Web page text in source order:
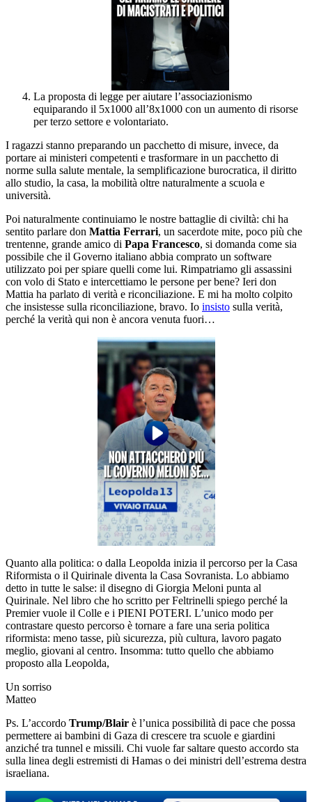
La proposta di legge per aiutare l’associazionismo
equiparando il 5x1000 all’8x1000 con un aumento di risorse
per terzo settore e volontariato.
I ragazzi stanno preparando un pacchetto di misure, invece, da
portare ai ministeri competenti e trasformare in un pacchetto di
norme sulla salute mentale, la semplificazione burocratica, il diritto
allo studio, la casa, la mobilità oltre naturalmente a scuola e
università.
Poi naturalmente continuiamo le nostre battaglie di civiltà: chi ha
sentito parlare don Mattia Ferrari, un sacerdote mite, poco più che
trentenne, grande amico di Papa Francesco, si domanda come sia
possibile che il Governo italiano abbia comprato un software
utilizzato poi per spiare quelli come lui. Rimpatriamo gli assassini
con volo di Stato e intercettiamo le persone per bene? Ieri don
Mattia ha parlato di verità e riconciliazione. E mi ha molto colpito
che insistesse sulla riconciliazione, bravo. Io insisto sulla verità,
perché la verità qui non è ancora venuta fuori…
Quanto alla politica: o dalla Leopolda inizia il percorso per la Casa
Riformista o il Quirinale diventa la Casa Sovranista. Lo abbiamo
detto in tutte le salse: il disegno di Giorgia Meloni punta al
Quirinale. Nel libro che ho scritto per Feltrinelli spiego perché la
Premier vuole il Colle e i PIENI POTERI. L’unico modo per
contrastare questo percorso è tornare a fare una seria politica
riformista: meno tasse, più sicurezza, più cultura, lavoro pagato
meglio, giovani al centro. Insomma: tutto quello che abbiamo
proposto alla Leopolda,
Un sorriso
Matteo
Ps. L’accordo Trump/Blair è l’unica possibilità di pace che possa
permettere ai bambini di Gaza di crescere tra scuole e giardini
anziché tra tunnel e missili. Chi vuole far saltare questo accordo sta
sulla linea degli estremisti di Hamas o dei ministri dell’estrema destra
israeliana.